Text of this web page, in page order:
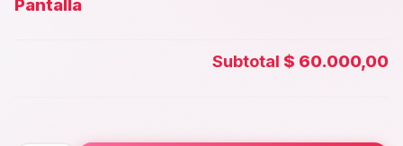
Camara frontal, Selfie – Face id
(+$20.000,00 )
Pantalla
Subtotal $ 60.000,00